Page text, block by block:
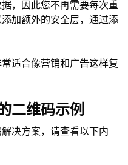
，因此您不再需要每次重
加额外的安全层，通过添
适合像营销和广告这样复
二维码示例
决方案，请查看以下内